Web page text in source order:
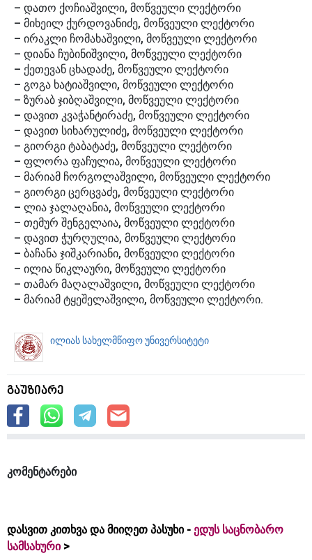
– დათო ქოჩიაშვილი, მოწვეული ლექტორი
– მიხეილ ქურდოვანიძე, მოწვეული ლექტორი
– ირაკლი ჩომახაშვილი, მოწვეული ლექტორი
– დიანა ჩუბინიშვილი, მოწვეული ლექტორი
– ქეთევან ცხადაძე, მოწვეული ლექტორი
– გოგა ხატიაშვილი, მოწვეული ლექტორი
– ზურაბ ჯიბღაშვილი, მოწვეული ლექტორი
– დავით კვაჭანტირაძე, მოწვეული ლექტორი
– დავით სიხარულიძე, მოწვეული ლექტორი
– გიორგი ტაბატაძე, მოწვეული ლექტორი
– ფლორა ფაჩულია, მოწვეული ლექტორი
– მარიამ ჩორგოლაშვილი, მოწვეული ლექტორი
– გიორგი ცერცვაძე, მოწვეული ლექტორი
– ლია ჯალაღანია, მოწვეული ლექტორი
– თემურ შენგელაია, მოწვეული ლექტორი
– დავით ჭურღულია, მოწვეული ლექტორი
– ბაჩანა ჯიშკარიანი, მოწვეული ლექტორი
– ილია წიკლაური, მოწვეული ლექტორი
– თამარ მაღალაშვილი, მოწვეული ლექტორი
– მარიამ ტყეშელაშვილი, მოწვეული ლექტორი.
ილიას სახელმწიფო უნივერსიტეტი
გაუზიარე
კომენტარები
დასვით კითხვა და მიიღეთ პასუხი - ედუს საცნობარო
სამსახური